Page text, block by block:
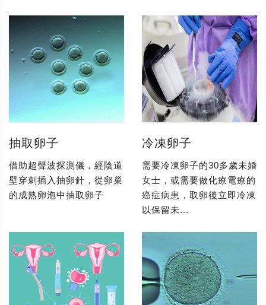
抽取卵子
借助超聲波探測儀，經陰道
壁穿刺插入抽卵針，從卵巢
的成熟卵泡中抽取卵子
冷凍卵子
需要冷凍卵子的30多歲未婚
女士，或需要做化療電療的
癌症病患，取卵後立即冷凍
以保留未...